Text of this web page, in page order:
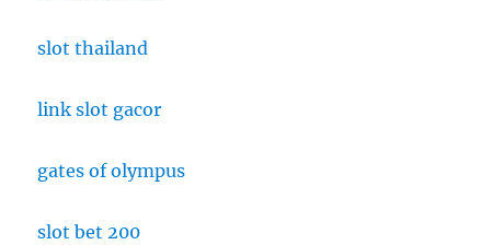
slot thailand
link slot gacor
gates of olympus
slot bet 200